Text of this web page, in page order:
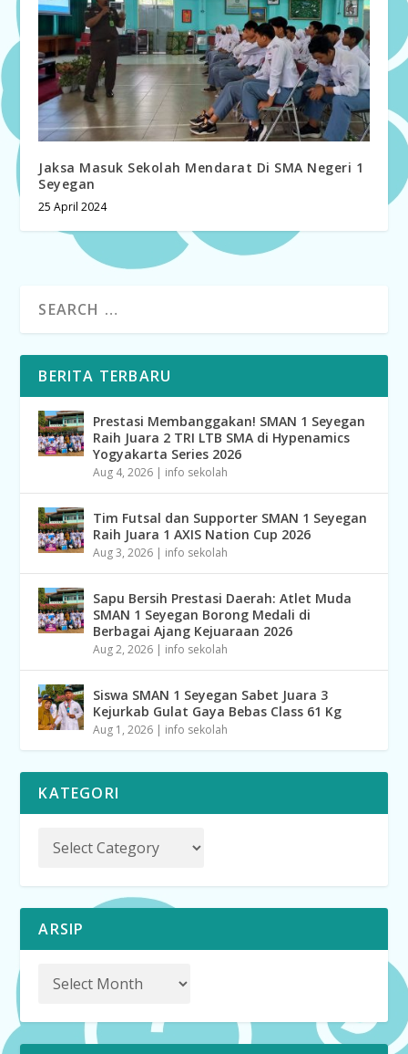
Jaksa Masuk Sekolah Mendarat Di SMA Negeri 1
Seyegan
25 April 2024
BERITA TERBARU
Prestasi Membanggakan! SMAN 1 Seyegan
Raih Juara 2 TRI LTB SMA di Hypenamics
Yogyakarta Series 2026
Aug 4, 2026 | info sekolah
Tim Futsal dan Supporter SMAN 1 Seyegan
Raih Juara 1 AXIS Nation Cup 2026
Aug 3, 2026 | info sekolah
Sapu Bersih Prestasi Daerah: Atlet Muda
SMAN 1 Seyegan Borong Medali di
Berbagai Ajang Kejuaraan 2026
Aug 2, 2026 | info sekolah
Siswa SMAN 1 Seyegan Sabet Juara 3
Kejurkab Gulat Gaya Bebas Class 61 Kg
Aug 1, 2026 | info sekolah
KATEGORI
ARSIP